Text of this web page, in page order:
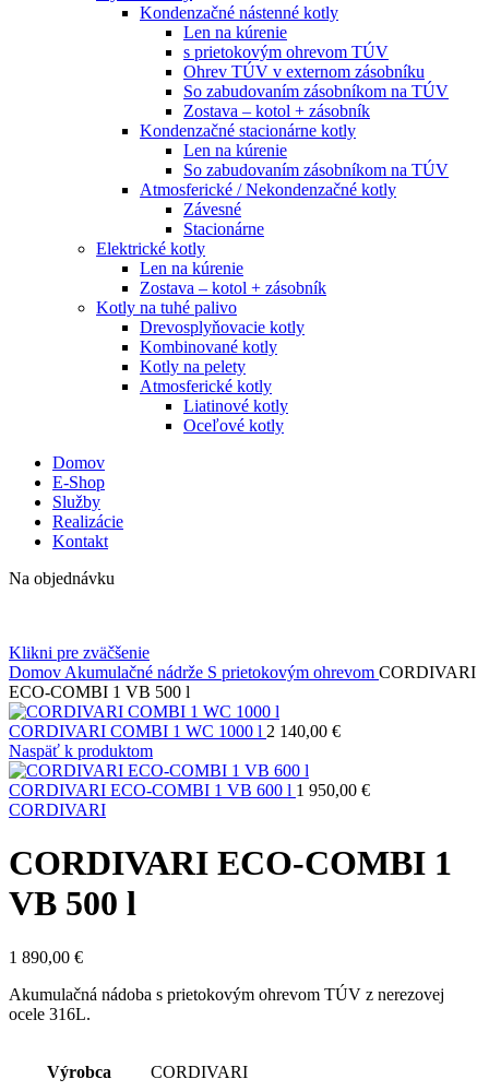
Kondenzačné nástenné kotly
Len na kúrenie
s prietokovým ohrevom TÚV
Ohrev TÚV v externom zásobníku
So zabudovaním zásobníkom na TÚV
Zostava – kotol + zásobník
Kondenzačné stacionárne kotly
Len na kúrenie
So zabudovaním zásobníkom na TÚV
Atmosferické / Nekondenzačné kotly
Závesné
Stacionárne
Elektrické kotly
Len na kúrenie
Zostava – kotol + zásobník
Kotly na tuhé palivo
Drevosplyňovacie kotly
Kombinované kotly
Kotly na pelety
Atmosferické kotly
Liatinové kotly
Oceľové kotly
Domov
E-Shop
Služby
Realizácie
Kontakt
Na objednávku
Klikni pre zväčšenie
Domov Akumulačné nádrže S prietokovým ohrevom CORDIVARI
ECO-COMBI 1 VB 500 l
CORDIVARI COMBI 1 WC 1000 l 2 140,00 €
Naspäť k produktom
CORDIVARI ECO-COMBI 1 VB 600 l 1 950,00 €
CORDIVARI
CORDIVARI ECO-COMBI 1
VB 500 l
1 890,00 €
Akumulačná nádoba s prietokovým ohrevom TÚV z nerezovej
ocele 316L.
Výrobca CORDIVARI